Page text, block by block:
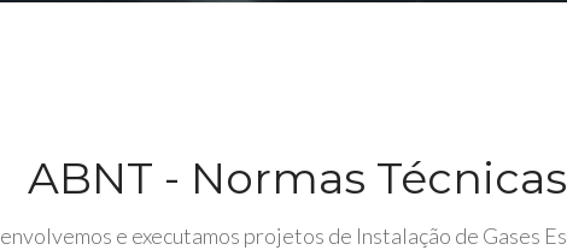
ABNT - Normas Técnicas
e executamos projetos de Instalação de Gases